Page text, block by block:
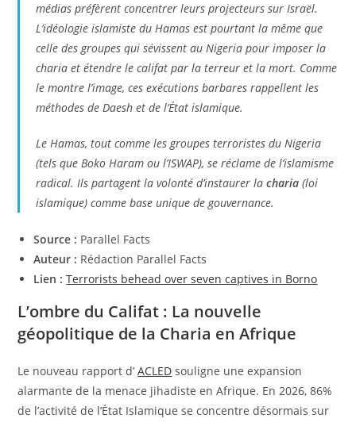
médias préfèrent concentrer leurs projecteurs sur Israël.
L’idéologie islamiste du Hamas est pourtant la même que
celle des groupes qui sévissent au Nigeria pour imposer la
charia et étendre le califat par la terreur et la mort. Comme
le montre l’image, ces exécutions barbares rappellent les
méthodes de Daesh et de l’État islamique.
Le Hamas, tout comme les groupes terroristes du Nigeria
(tels que Boko Haram ou l’ISWAP), se réclame de l’islamisme
radical. Ils partagent la volonté d’instaurer lacharia (loi
islamique) comme base unique de gouvernance.
Source : Parallel Facts
Auteur : Rédaction Parallel Facts
Lien : Terrorists behead over seven captives in Borno
L’ombre du Califat : La nouvelle
géopolitique de la Charia en Afrique
Le nouveau rapport d’ACLED souligne une expansion
alarmante de la menace jihadiste en Afrique. En 2026, 86%
de l’activité de l’État Islamique se concentre désormais sur